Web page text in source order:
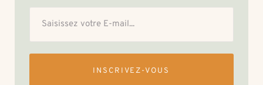
INSCRIVEZ-VOUS